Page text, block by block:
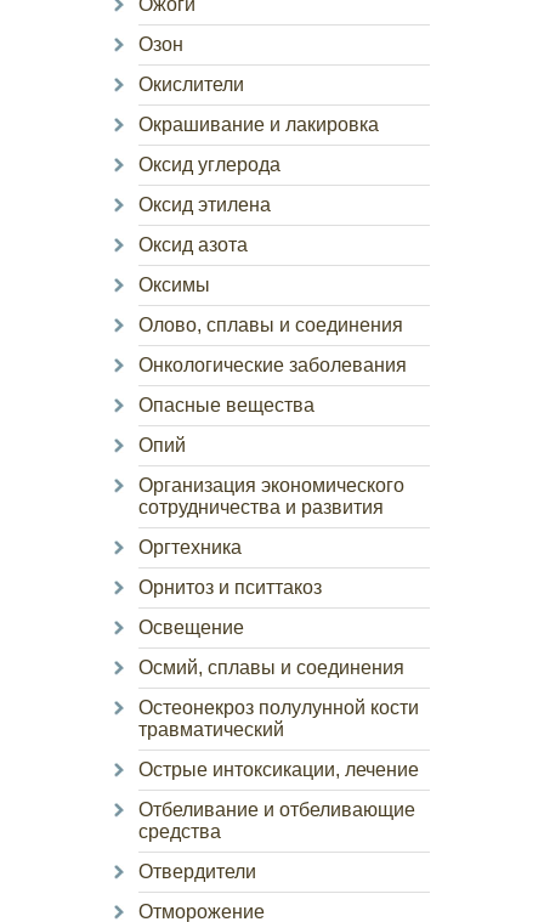
Ожоги
Озон
Окислители
Окрашивание и лакировка
Оксид углерода
Оксид этилена
Оксид азота
Оксимы
Олово, сплавы и соединения
Онкологические заболевания
Опасные вещества
Опий
Организация экономического
сотрудничества и развития
Оргтехника
Орнитоз и пситтакоз
Освещение
Осмий, сплавы и соединения
Остеонекроз полулунной кости
травматический
Острые интоксикации, лечение
Отбеливание и отбеливающие
средства
Отвердители
Отморожение